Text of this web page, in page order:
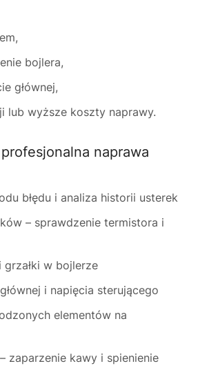
bojlera,
głównej,
lub wyższe koszty naprawy.
naprawa
błędu i analiza historii usterek
– sprawdzenie termistora i
w bojlerze
i napięcia sterującego
elementów na
zaparzenie kawy i spienienie